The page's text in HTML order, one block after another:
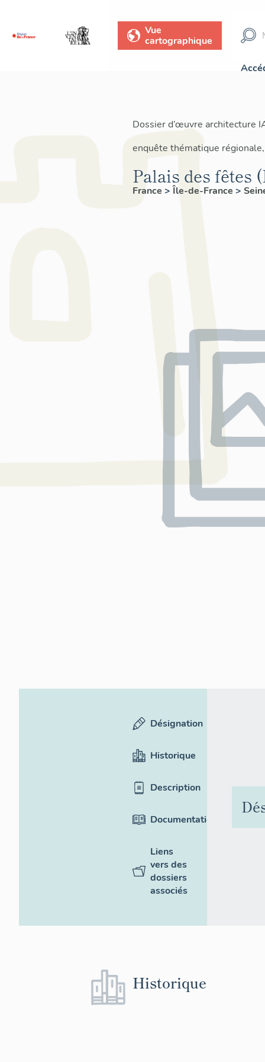
Vue
cartographique
Dossier d’œuvre architecture
enquête thématique
Palais des fêtes
France > Île-de-France >
Désignation
Historique
Description
Documentation
Liens
vers des
dossiers
associés
Historique